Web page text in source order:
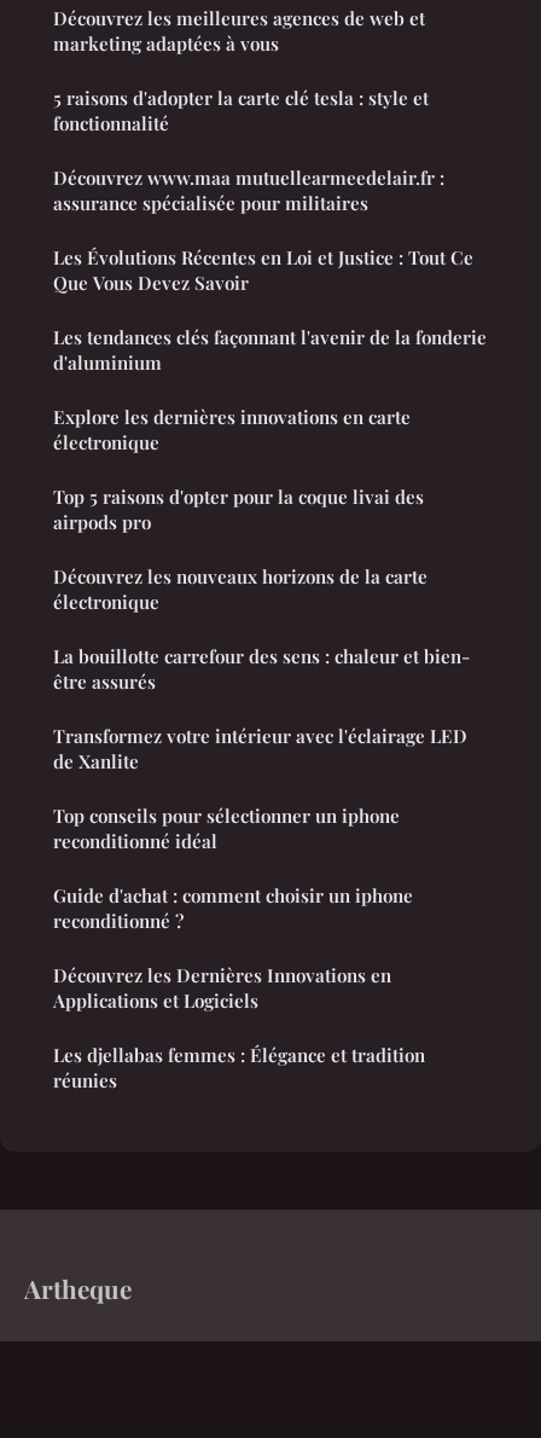
Découvrez les meilleures agences de web et
marketing adaptées à vous
5 raisons d'adopter la carte clé tesla : style et
fonctionnalité
Découvrez www.maa mutuellearmeedelair.fr :
assurance spécialisée pour militaires
Les Évolutions Récentes en Loi et Justice : Tout Ce
Que Vous Devez Savoir
Les tendances clés façonnant l'avenir de la fonderie
d'aluminium
Explore les dernières innovations en carte
électronique
Top 5 raisons d'opter pour la coque livai des
airpods pro
Découvrez les nouveaux horizons de la carte
électronique
La bouillotte carrefour des sens : chaleur et bien-
être assurés
Transformez votre intérieur avec l'éclairage LED
de Xanlite
Top conseils pour sélectionner un iphone
reconditionné idéal
Guide d'achat : comment choisir un iphone
reconditionné ?
Découvrez les Dernières Innovations en
Applications et Logiciels
Les djellabas femmes : Élégance et tradition
réunies
Artheque